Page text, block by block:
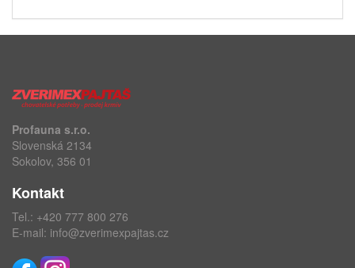
Profauna s.r.o.
Slovenská 2134
Sokolov, 356 01
Kontakt
Tel.: +420 777 800 276
E-mail: info@zverimexpajtas.cz